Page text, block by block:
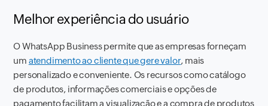
Melhor experiência do usuário
O WhatsApp Business permite que as empresas forneçam
um atendimento ao cliente que gere valor, mais
personalizado e conveniente. Os recursos como catálogo
de produtos, informações comerciais e opções de
pagamento facilitam a visualização e a compra de produtos